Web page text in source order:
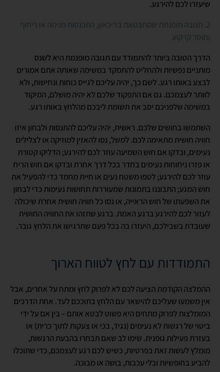
שיעזרו לכם להירגע.
2. תגובה מופנמת שמתבטאת בדיכאון, התכנסות פנימה או ריחוף
וחוסר קרקוע
הדרך הטובה ביותר להתמודד עם תגובה מופנמת היא לשנס
מותניים נפשיות ולהחליט להתמקד במשימה שאותה אתם אמורים
לבצע באותו רגע. לשם כך, יהיה עליכם לגייס כוחות ונחישות, ולא
לוותר לעצמכם. גם אם התפקוד שלכם לא יהיה מושלם, המיקוד
במשימה שלפניכם יסב את תשומת ליבכם מהלחץ באותו רגע.
השתמשו בחושים שלכם. ראשית, יהיה עליכם להתנסות ולבחון איזו
חוויה חושית מתאימה לכם. למשל, נסו להאזין למוזיקה או לצלילים
נעימים, ובדקו אם חוש השמיעה עוזר לכם להירגע; הדליקו קטורת
או פזרו ניחוחות נעימים בחדר בכל דרך אחרת ובדקו אם חוש הריח
עוזר לכם להירגע; לטפו משטח נעים או חיית מחמד כדי להפעיל את
חוש המגע; התבוננו בתמונות שמעוררות תחושות נעימות כדי לבחון
את השפעתו של חוש הראייה, או נסו כל חוויה חושית אחרת שיכולה
לעזור לכם להירגע ברגע האמת. ברגע שתזהו את החוויה החושית
שעובדת בשבילכם, היעזרו בה בכל פעם שתרגישו את הלחץ גובר.
התמודדות עם לחץ לטווח הארוך
ההמלצה הקודמת הציעה לכם לא לפרוק לחץ ומתח על אחרים, אבל
אין משמעו שעליכם להישאר עם הלחץ בתוככם לעד. אחת הדרכים
המומלצות לפרוק מתחים היא פשוט לבטא אותם – בין אם על ידי
ביטוי של רגשות לא נעימים (נגיד, בכי או צעקות לתוך כרית) או
בעזרת פעילות גופנית. שימו לב שאם תבחרו בהבעת הרגשות,
מומלץ לעשות זאת בפרטיות, כשיש לכם רגע לעצמכם, כדי שתוכלו
להביע בחופשיות ובלי עכבות, בושה או מבוכה.